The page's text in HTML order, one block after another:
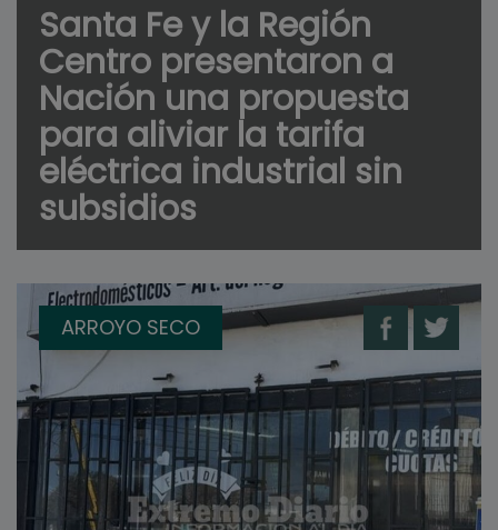
Santa Fe y la Región
Centro presentaron a
Nación una propuesta
para aliviar la tarifa
eléctrica industrial sin
subsidios
ARROYO SECO